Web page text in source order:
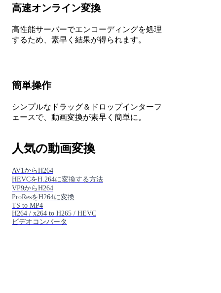
高速オンライン変換
高性能サーバーでエンコーディングを処理
するため、素早く結果が得られます。
簡単操作
シンプルなドラッグ＆ドロップインターフ
ェースで、動画変換が素早く簡単に。
人気の動画変換
AV1からH264
HEVCをH.264に変換する方法
VP9からH264
ProResをH264に変換
TS to MP4
H264 / x264 to H265 / HEVC
ビデオコンバータ